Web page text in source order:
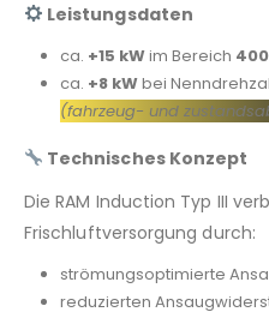
Leistungsdaten
ca. +15 kWim Bereich
ca. +8 kWbei
(fahrzeug- und
Technisches Konzept
Die RAM Induction Typ III
Frischluftversorgung durch:
strömungsoptimierte
reduzierten